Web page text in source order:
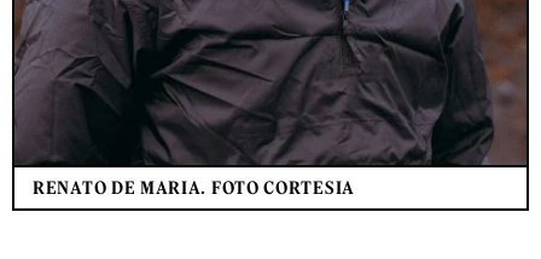
RENATO DE MARIA. FOTO CORTESIA